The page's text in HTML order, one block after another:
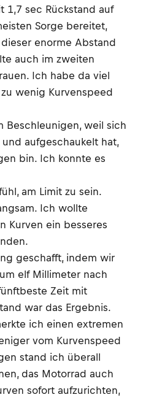
1,7 sec Rückstand auf
Sorge bereitet,
enorme Abstand
auch im zweiten
Ich habe da viel
wenig Kurvenspeed
Beschleunigen, weil sich
aufgeschaukelt hat,
bin. Ich konnte es
am Limit zu sein.
Ich wollte
Kurven ein besseres
geschafft, indem wir
elf Millimeter nach
Zeit mit
war das Ergebnis.
ich einen extremen
vom Kurvenspeed
stand ich überall
das Motorrad auch
sofort aufzurichten,